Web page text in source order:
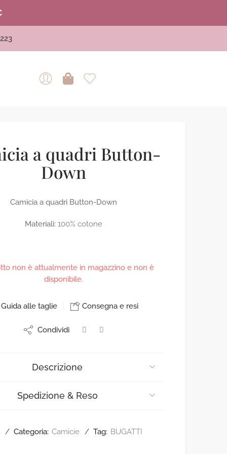
a quadri Button-
Down
Camicia a quadri Button-Down
Materiali: 100% cotone
non è attualmente in magazzino e non è
disponibile.
Guida alle taglie Consegna e resi
Condividi
Descrizione
Spedizione & Reso
Categoria: Camicie Tag: BUGATTI